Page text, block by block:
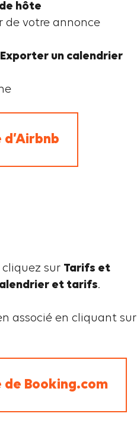
hôte
de votre annonce
Exporter un calendrier
cliquez sur Tarifs et
et tarifs.
associé en cliquant sur
Booking.com